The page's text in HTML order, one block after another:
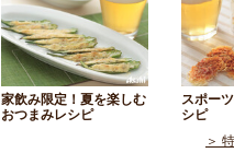
家飲み限定！夏を楽しむ
おつまみレシピ
スポー
シピ
＞